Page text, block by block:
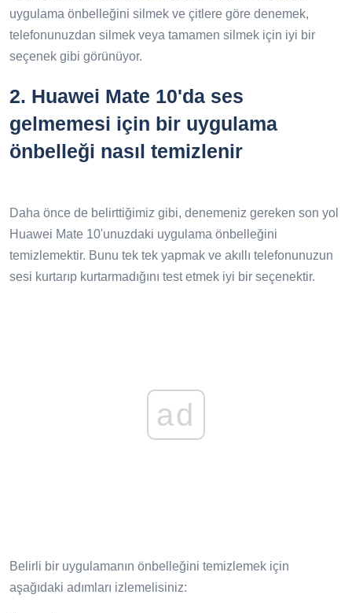
uygulama önbelleğini silmek ve çitlere göre denemek,
telefonunuzdan silmek veya tamamen silmek için iyi bir
seçenek gibi görünüyor.
2. Huawei Mate 10'da ses
gelmemesi için bir uygulama
önbelleği nasıl temizlenir
Daha önce de belirttiğimiz gibi, denemeniz gereken son yol
Huawei Mate 10'unuzdaki uygulama önbelleğini
temizlemektir. Bunu tek tek yapmak ve akıllı telefonunuzun
sesi kurtarıp kurtarmadığını test etmek iyi bir seçenektir.
ad
Belirli bir uygulamanın önbelleğini temizlemek için
aşağıdaki adımları izlemelisiniz: